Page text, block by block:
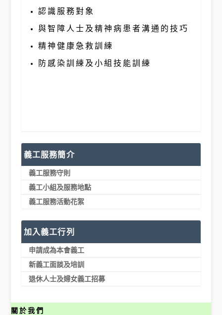
認識服務對象
與智障人士及精神病患者溝通的技巧
精神健康急救訓練
防感染訓練及小組技能訓練
義工服務簡介
義工服務守則
義工小組及服務地點
義工服務活動花絮
加入義工行列
申請成為本會義工
新義工面談及培訓
退休人士及婦女義工招募
關於我們